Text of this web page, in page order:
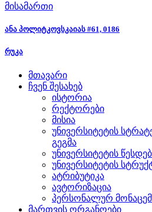
მისამართი
ანა პოლიტკოვსკაიას #61, 0186
რუკა
მთავარი
ჩვენ შესახებ
ისტორია
რექტორები
მისია
უნივერსიტეტის
გეგმა
უნივერსიტეტის
უნივერსიტეტის
ატრიბუტიკა
ავტორიზაცია
პერსონალურ
მართვის ორგანოები